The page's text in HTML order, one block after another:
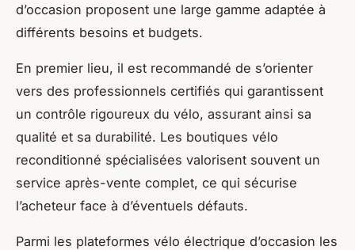
d’occasion proposent une large gamme adaptée à
différents besoins et budgets.
En premier lieu, il est recommandé de s’orienter
vers des professionnels certifiés qui garantissent
un contrôle rigoureux du vélo, assurant ainsi sa
qualité et sa durabilité. Les boutiques vélo
reconditionné spécialisées valorisent souvent un
service après-vente complet, ce qui sécurise
l’acheteur face à d’éventuels défauts.
Parmi les plateformes vélo électrique d’occasion les